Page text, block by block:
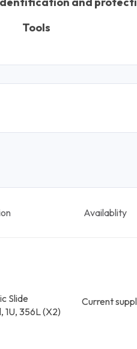
Tools
Availablity
Slide
1U, 356L (X2)
Current